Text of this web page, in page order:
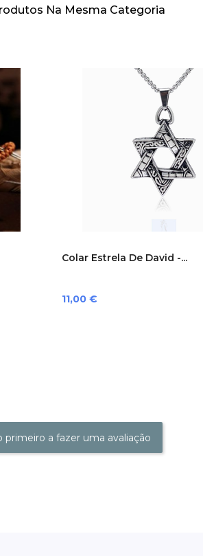
Na Mesma Categoria
Colar Estrela De David -...
Preço
11,00 €
primeiro a fazer uma avaliação